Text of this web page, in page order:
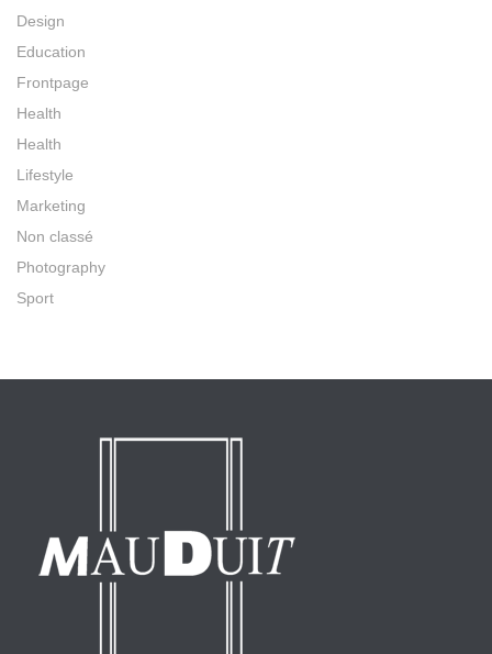
Design
Education
Frontpage
Health
Health
Lifestyle
Marketing
Non classé
Photography
Sport